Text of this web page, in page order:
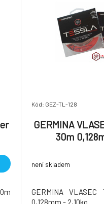
Kód: GEZ-TL-128
GERMINA
30m
není skladem
GERMINA
0,128mm - 2,10kg